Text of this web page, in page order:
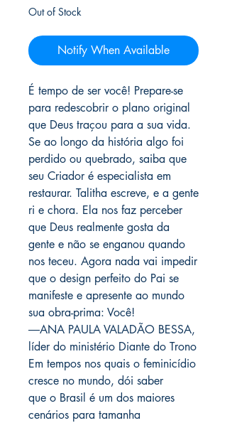
Out of Stock
Notify When Available
É tempo de ser você! Prepare-se
para redescobrir o plano original
que Deus traçou para a sua vida.
Se ao longo da história algo foi
perdido ou quebrado, saiba que
seu Criador é especialista em
restaurar. Talitha escreve, e a gente
ri e chora. Ela nos faz perceber
que Deus realmente gosta da
gente e não se enganou quando
nos teceu. Agora nada vai impedir
que o design perfeito do Pai se
manifeste e apresente ao mundo
sua obra-prima: Você!
―ANA PAULA VALADÃO BESSA,
líder do ministério Diante do Trono
Em tempos nos quais o feminicídio
cresce no mundo, dói saber
que o Brasil é um dos maiores
cenários para tamanha